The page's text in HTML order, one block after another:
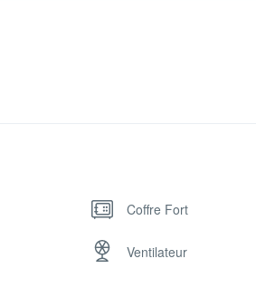
Coffre Fort
Ventilateur